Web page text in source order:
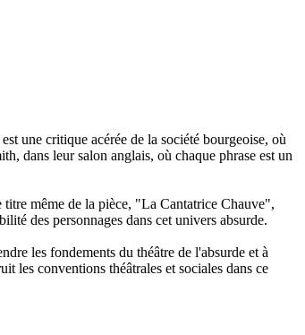
une critique acérée de la société bourgeoise, où
dans leur salon anglais, où chaque phrase est un
titre même de la pièce, "La Cantatrice Chauve",
des personnages dans cet univers absurde.
les fondements du théâtre de l'absurde et à
les conventions théâtrales et sociales dans ce